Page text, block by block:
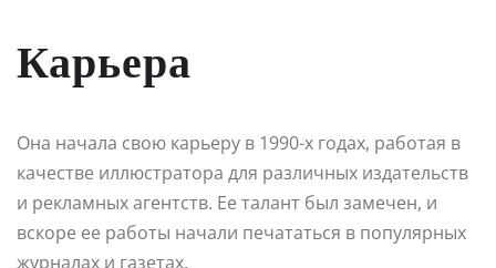
Карьера
Она начала свою карьеру в 1990-х годах, работая в
качестве иллюстратора для различных издательств
и рекламных агентств. Ее талант был замечен, и
вскоре ее работы начали печататься в популярных
журналах и газетах.